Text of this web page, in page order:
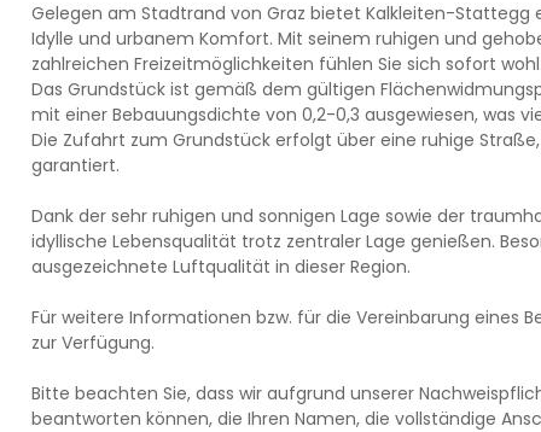
Gelegen am Stadtrand von Graz bietet Kalkleiten-Stattegg
Idylle und urbanem Komfort. Mit seinem ruhigen und
zahlreichen Freizeitmöglichkeiten fühlen Sie sich sofort
Das Grundstück ist gemäß dem gültigen
mit einer Bebauungsdichte von 0,2-0,3 ausgewiesen, was
Die Zufahrt zum Grundstück erfolgt über eine ruhige
garantiert.
Dank der sehr ruhigen und sonnigen Lage sowie der
idyllische Lebensqualität trotz zentraler Lage genießen.
ausgezeichnete Luftqualität in dieser Region.
Für weitere Informationen bzw. für die Vereinbarung eines
zur Verfügung.
Bitte beachten Sie, dass wir aufgrund unserer
beantworten können, die Ihren Namen, die vollständige